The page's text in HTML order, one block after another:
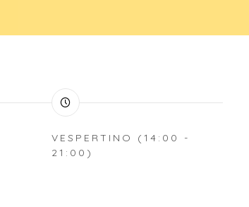
VESPERTINO (14:00 -
21:00)